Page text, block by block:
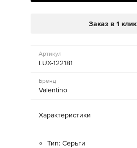
Заказ в 1 клик
Артикул
LUX-122181
Бренд
Valentino
Характеристики
Тип: Серьги